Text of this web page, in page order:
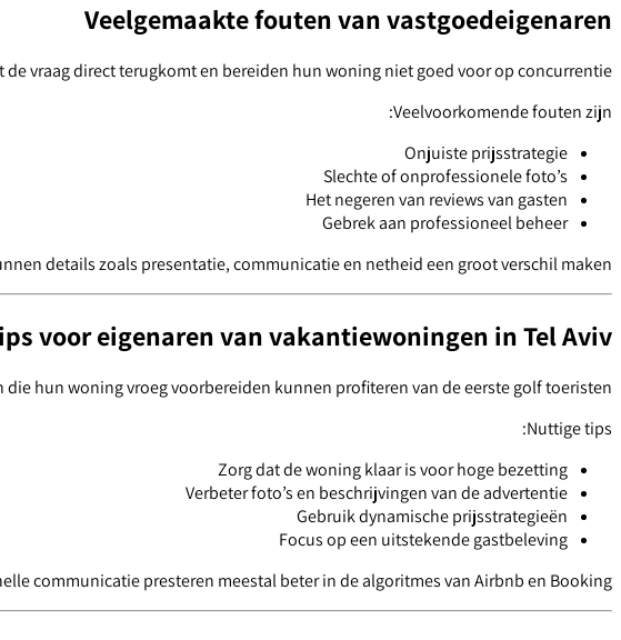
Veelgemaakte fouten van vastgoedeigenaren
de vraag direct terugkomt en bereiden hun woning niet goed voor op concurrentie.
Veelvoorkomende fouten zijn:
Onjuiste prijsstrategie
Slechte of onprofessionele foto’s
Het negeren van reviews van gasten
Gebrek aan professioneel beheer
details zoals presentatie, communicatie en netheid een groot verschil maken.
voor eigenaren van vakantiewoningen in Tel Aviv
die hun woning vroeg voorbereiden kunnen profiteren van de eerste golf toeristen.
Nuttige tips:
Zorg dat de woning klaar is voor hoge bezetting
Verbeter foto’s en beschrijvingen van de advertentie
Gebruik dynamische prijsstrategieën
Focus op een uitstekende gastbeleving
communicatie presteren meestal beter in de algoritmes van Airbnb en Booking.